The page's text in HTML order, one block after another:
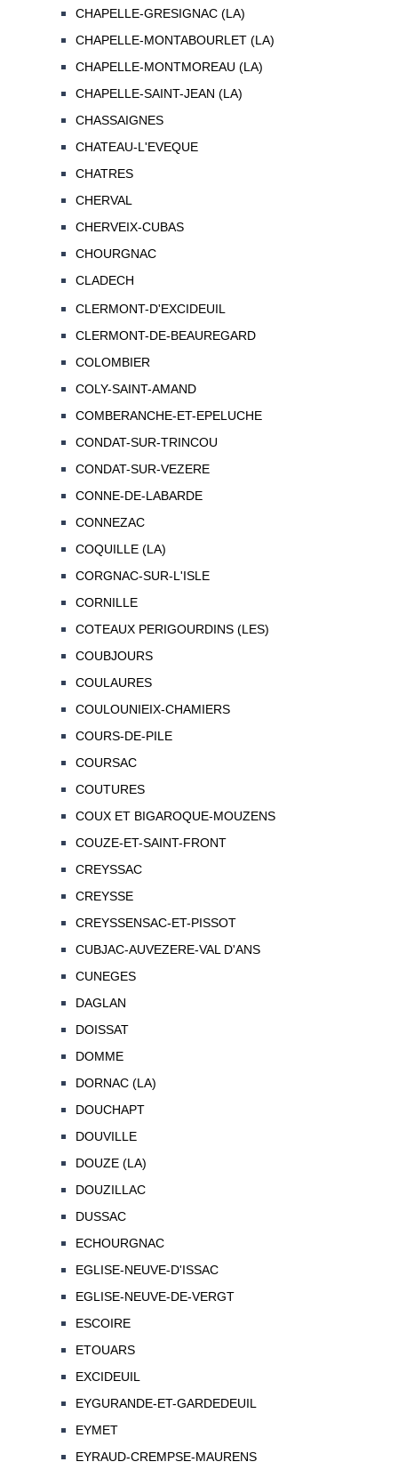
CHAPELLE-GRESIGNAC (LA)
CHAPELLE-MONTABOURLET (LA)
CHAPELLE-MONTMOREAU (LA)
CHAPELLE-SAINT-JEAN (LA)
CHASSAIGNES
CHATEAU-L'EVEQUE
CHATRES
CHERVAL
CHERVEIX-CUBAS
CHOURGNAC
CLADECH
CLERMONT-D'EXCIDEUIL
CLERMONT-DE-BEAUREGARD
COLOMBIER
COLY-SAINT-AMAND
COMBERANCHE-ET-EPELUCHE
CONDAT-SUR-TRINCOU
CONDAT-SUR-VEZERE
CONNE-DE-LABARDE
CONNEZAC
COQUILLE (LA)
CORGNAC-SUR-L'ISLE
CORNILLE
COTEAUX PERIGOURDINS (LES)
COUBJOURS
COULAURES
COULOUNIEIX-CHAMIERS
COURS-DE-PILE
COURSAC
COUTURES
COUX ET BIGAROQUE-MOUZENS
COUZE-ET-SAINT-FRONT
CREYSSAC
CREYSSE
CREYSSENSAC-ET-PISSOT
CUBJAC-AUVEZERE-VAL D'ANS
CUNEGES
DAGLAN
DOISSAT
DOMME
DORNAC (LA)
DOUCHAPT
DOUVILLE
DOUZE (LA)
DOUZILLAC
DUSSAC
ECHOURGNAC
EGLISE-NEUVE-D'ISSAC
EGLISE-NEUVE-DE-VERGT
ESCOIRE
ETOUARS
EXCIDEUIL
EYGURANDE-ET-GARDEDEUIL
EYMET
EYRAUD-CREMPSE-MAURENS